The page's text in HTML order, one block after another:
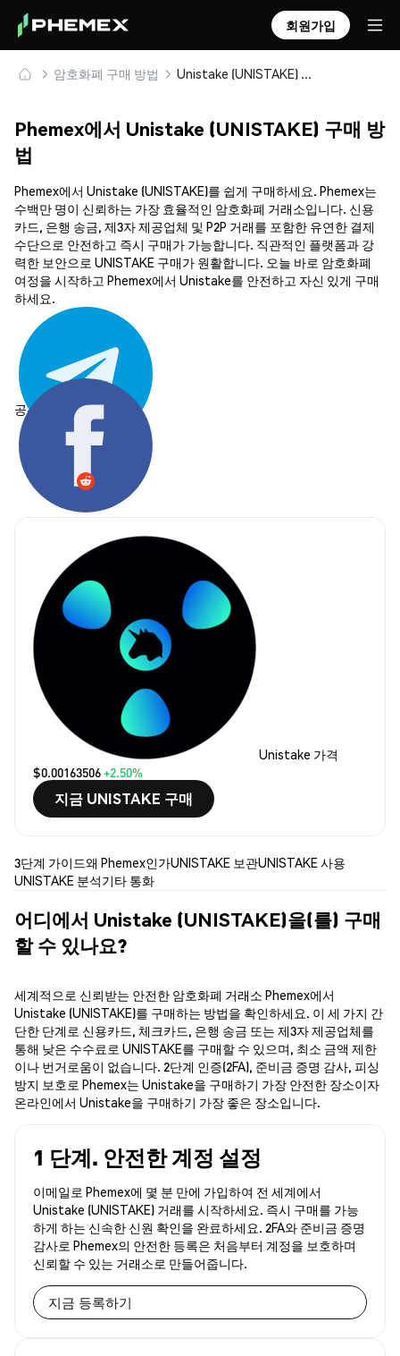
회원가입
암호화폐 구매 방법 Unistake (UNISTAKE) 안전하게 구매 및 보관
Phemex에서 Unistake (UNISTAKE) 구매 방
법
Phemex에서 Unistake (UNISTAKE)를 쉽게 구매하세요. Phemex는
수백만 명이 신뢰하는 가장 효율적인 암호화폐 거래소입니다. 신용
카드, 은행 송금, 제3자 제공업체 및 P2P 거래를 포함한 유연한 결제
수단으로 안전하고 즉시 구매가 가능합니다. 직관적인 플랫폼과 강
력한 보안으로 UNISTAKE 구매가 원활합니다. 오늘 바로 암호화폐
여정을 시작하고 Phemex에서 Unistake를 안전하고 자신 있게 구매
하세요.
공유하기:
Unistake 가격
$0.00163506+2.50%
지금 UNISTAKE 구매
3단계 가이드왜 Phemex인가UNISTAKE 보관UNISTAKE 사용
UNISTAKE 분석기타 통화
어디에서 Unistake (UNISTAKE)을(를) 구매
할 수 있나요?
세계적으로 신뢰받는 안전한 암호화폐 거래소 Phemex에서
Unistake (UNISTAKE)를 구매하는 방법을 확인하세요. 이 세 가지 간
단한 단계로 신용카드, 체크카드, 은행 송금 또는 제3자 제공업체를
통해 낮은 수수료로 UNISTAKE를 구매할 수 있으며, 최소 금액 제한
이나 번거로움이 없습니다. 2단계 인증(2FA), 준비금 증명 감사, 피싱
방지 보호로 Phemex는 Unistake을 구매하기 가장 안전한 장소이자
온라인에서 Unistake을 구매하기 가장 좋은 장소입니다.
1 단계. 안전한 계정 설정
이메일로 Phemex에 몇 분 만에 가입하여 전 세계에서
Unistake (UNISTAKE) 거래를 시작하세요. 즉시 구매를 가능
하게 하는 신속한 신원 확인을 완료하세요. 2FA와 준비금 증명
감사로 Phemex의 안전한 등록은 처음부터 계정을 보호하며
신뢰할 수 있는 거래소로 만들어줍니다.
지금 등록하기